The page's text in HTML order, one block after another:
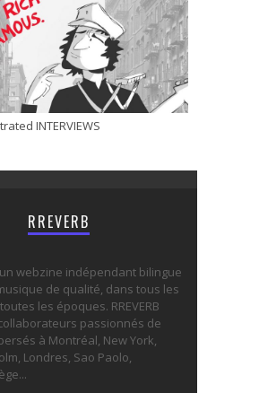
INTERVIEWS
RREVERB
un webzine indépendant bilingue
de qualité, dans tous les
les époques. RREVERB
passionnés de
à Montréal, New York,
Londres, Sao Paolo,